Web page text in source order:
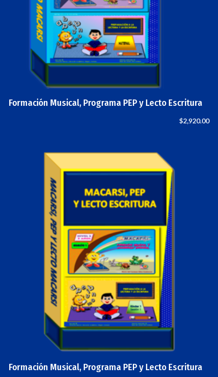
Formación Musical, Programa PEP y Lecto Escritura
$2,920.00
Formación Musical, Programa PEP y Lecto Escritura